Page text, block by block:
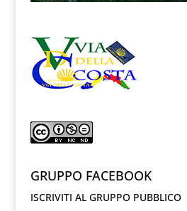
GRUPPO FACEBOOK
ISCRIVITI AL GRUPPO PUBBLICO